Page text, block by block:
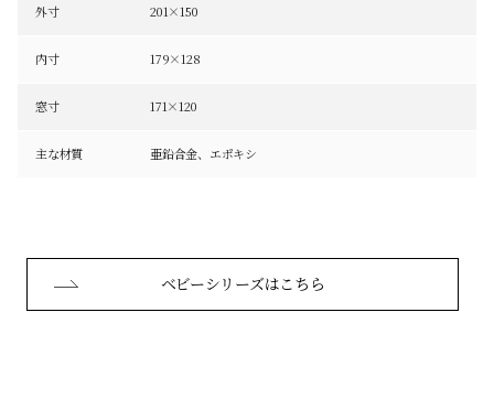
外寸 201×150
内寸 179×128
窓寸 171×120
主な材質 亜鉛合金、エポキシ
ベビーシリーズはこちら